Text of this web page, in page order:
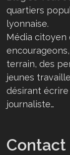
quartiers
lyonnaise.
Média citoyen
terrain, des
jeunes
désirant
journaliste…
Contact